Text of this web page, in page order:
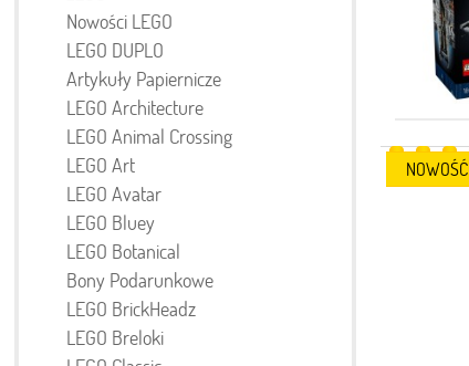
Nowości LEGO
LEGO DUPLO
Artykuły Papiernicze
LEGO Architecture
LEGO Animal Crossing
LEGO Art
LEGO Avatar
LEGO Bluey
LEGO Botanical
Bony Podarunkowe
LEGO BrickHeadz
LEGO Breloki
NOWOŚĆ